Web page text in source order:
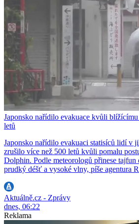
Japonsko nařídilo evakuace kvůli
letů
Japonsko nařídilo evakuaci statisíců lidí v
zrušilo více než 500 letů kvůli pomalu
Dolphin. Podle meteorologů přinese tajfun
prudký déšť a vysoké vlny, píše agentura
Aktuálně.cz - Zprávy
dnes, 06:22
Reklama